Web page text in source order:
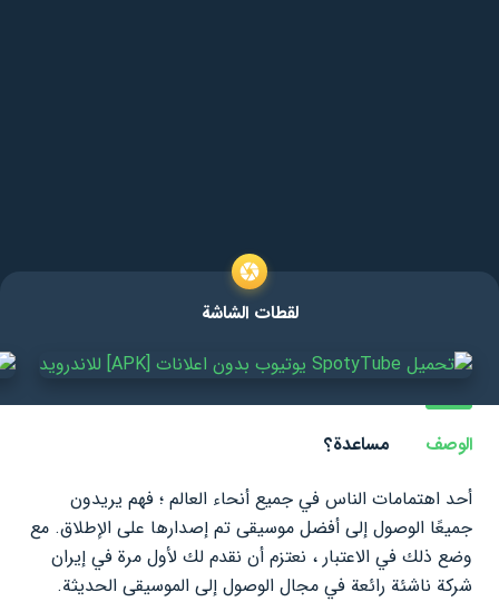
لقطات الشاشة
الوصف
مساعدة؟
أحد اهتمامات الناس في جميع أنحاء العالم ؛ فهم يريدون
جميعًا الوصول إلى أفضل موسيقى تم إصدارها على الإطلاق. مع
وضع ذلك في الاعتبار ، نعتزم أن نقدم لك لأول مرة في إيران
شركة ناشئة رائعة في مجال الوصول إلى الموسيقى الحديثة.